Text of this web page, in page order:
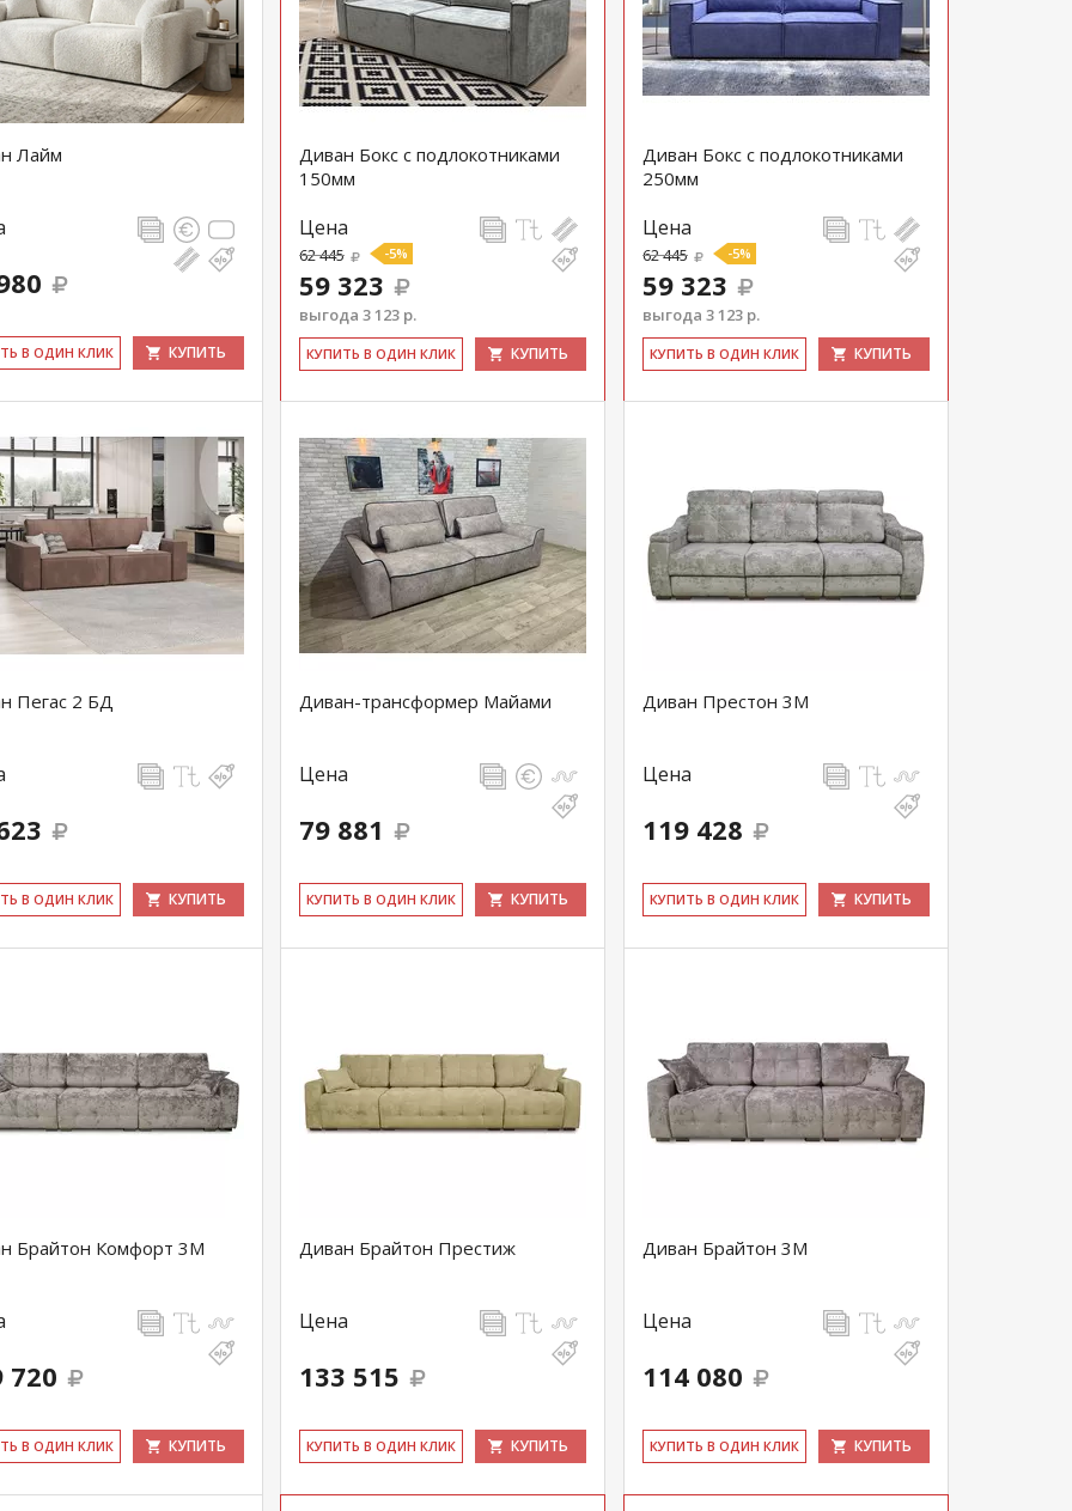
Лайм
В ОДИН КЛИК КУПИТЬ
Диван Бокс с подлокотниками
150мм
Цена
62 445 -5%
59 323
выгода 3 123 р.
КУ­ПИТЬ В ОДИН КЛИК КУПИТЬ
Диван Бокс с подлокотниками
250мм
Цена
62 445 -5%
59 323
выгода 3 123 р.
КУ­ПИТЬ В ОДИН КЛИК КУПИТЬ
Пегас 2 БД
В ОДИН КЛИК КУПИТЬ
Диван-трансформер Майами
Цена
79 881
КУ­ПИТЬ В ОДИН КЛИК КУПИТЬ
Диван Престон 3М
Цена
119 428
КУ­ПИТЬ В ОДИН КЛИК КУПИТЬ
Брайтон Комфорт 3М
720
В ОДИН КЛИК КУПИТЬ
Диван Брайтон Престиж
Цена
133 515
КУ­ПИТЬ В ОДИН КЛИК КУПИТЬ
Диван Брайтон 3М
Цена
114 080
КУ­ПИТЬ В ОДИН КЛИК КУПИТЬ